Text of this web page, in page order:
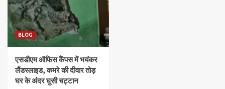
BLOG
एसडीएम ऑफिस कैंपस में भयंकर
लैंडस्लाइड, कमरे की दीवार तोड़
घर के अंदर घुसी चट्टान